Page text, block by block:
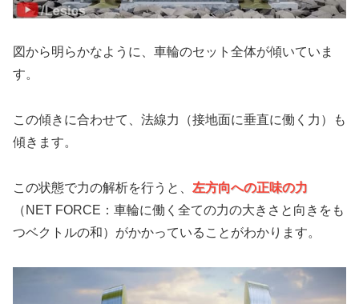
図から明らかなように、車輪のセット全体が傾いていま
す。
この傾きに合わせて、法線力（接地面に垂直に働く力）も
傾きます。
この状態で力の解析を行うと、 左方向への正味の力
（NET FORCE：車輪に働く全ての力の大きさと向きをも
つベクトルの和）がかかっていることがわかります。